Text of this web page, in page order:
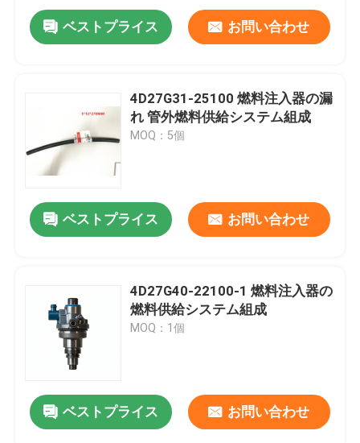
ベストプライス お問い合わせ
4D27G31-25100 燃料注入器の漏
れ 管外燃料供給システム組成
MOQ：5個
ベストプライス お問い合わせ
4D27G40-22100-1 燃料注入器の
燃料供給システム組成
MOQ：1個
ベストプライス お問い合わせ